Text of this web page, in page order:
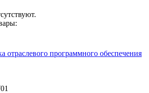
отраслевого программного обеспечения